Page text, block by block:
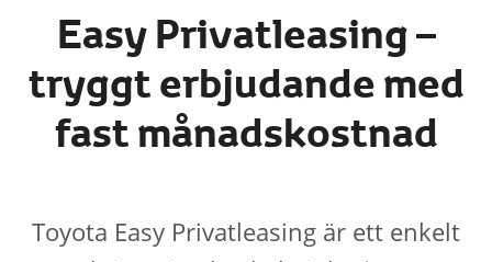
Easy Privatleasing –
tryggt erbjudande med
fast månadskostnad
Toyota Easy Privatleasing är ett enkelt